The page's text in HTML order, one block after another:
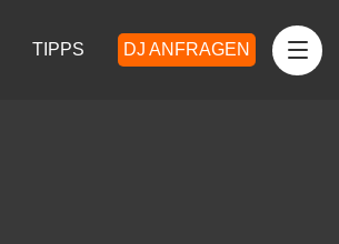
TIPPS DJ ANFRAGEN